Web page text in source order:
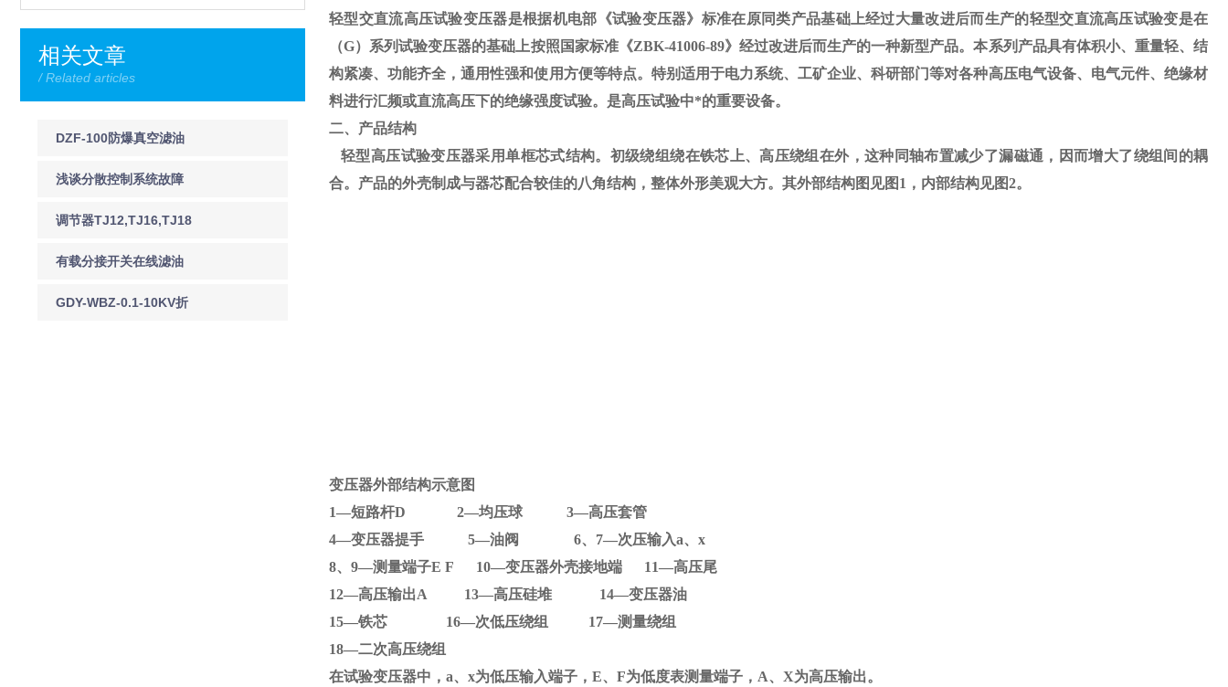
相关文章
/ Related articles
DZF-100防爆真空滤油
机DZF-125防爆真空滤
油机
浅谈分散控制系统故障
预防及应急处理
调节器TJ12,TJ16,TJ18
有载分接开关在线滤油
机 JY-I有载调压分接开
GDY-WBZ-0.1-10KV折
轻型交直流高压试验变压器是根据机电部《试验变压器》标准在原同类产品基础上经过大量改进后而生产的轻型交直流高压试验变是在
（G）系列试验变压器的基础上按照国家标准《ZBK-41006-89》经过改进后而生产的一种新型产品。本系列产品具有体积小、重量轻、结
构紧凑、功能齐全，通用性强和使用方便等特点。特别适用于电力系统、工矿企业、科研部门等对各种高压电气设备、电气元件、绝缘材
料进行汇频或直流高压下的绝缘强度试验。是高压试验中*的重要设备。
二、产品结构
轻型高压试验变压器采用单框芯式结构。初级绕组绕在铁芯上、高压绕组在外，这种同轴布置减少了漏磁通，因而增大了绕组间的耦
合。产品的外壳制成与器芯配合较佳的八角结构，整体外形美观大方。其外部结构图见图 1 ，内部结构见图2。
变压器外部结构示意图
1—短路杆D 2—均压球 3—高压套管
4—变压器提手 5—油阀 6、 7—次压输入a、 x
8、 9—测量端子E F 10—变压器外壳接地端 11—高压尾
12—高压输出A 13—高压硅堆 14—变压器油
15—铁芯 16—次低压绕组 17—测量绕组
18—二次高压绕组
在试验变压器中， a、 x为低压输入端子， E、 F为低度表测量端子， A、 X为高压输出。